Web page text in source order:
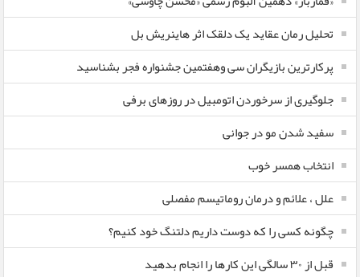
تحلیل رمان عقاید یک دلقک اثر هاینریش بل
پرکارترین بازیگران سی وهفتمین جشنواره فجر بشناسید
جلوگیری از سرخوردن اتومبیل در روزهای برفی
سفید شدن مو در جوانی
انتخاب همسر خوب
علل ، علائم و درمان روماتیسم مفصلی
چگونه کسی را که دوست داریم دلتنگ خود کنیم؟
قبل از ۳۰ سالگی این کارها را انجام بدهید